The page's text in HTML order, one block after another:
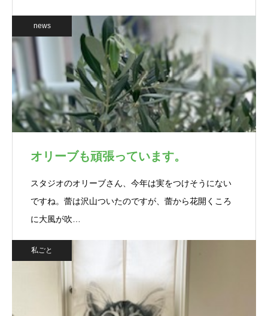
news
オリーブも頑張っています。
スタジオのオリーブさん、今年は実をつけそうにない
ですね。蕾は沢山ついたのですが、蕾から花開くころ
に大風が吹…
私ごと